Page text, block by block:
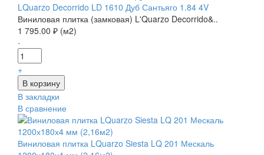
LQuarzo Decorrido LD 1610 Дуб Сантьяго 1.84 4V
Виниловая плитка (замковая) L'Quarzo Decorrido&..
1 795.00 ₽ (м2)
-
+
В закладки
В сравнение
Виниловая плитка LQuarzo Siesta LQ 201 Мескаль